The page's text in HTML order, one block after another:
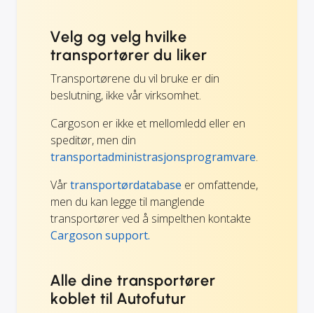
Velg og velg hvilke
transportører du liker
Transportørene du vil bruke er din
beslutning, ikke vår virksomhet.
Cargoson er ikke et mellomledd eller en
speditør, men din
transportadministrasjonsprogramvare.
Vårtransportørdatabase er omfattende,
men du kan legge til manglende
transportører ved å simpelthen kontakte
Cargoson support.
Alle dine transportører
koblet til Autofutur